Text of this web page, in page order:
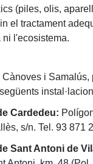
(piles, olis,
el tractament
l'ecosistema.
i Samalús,
Cardedeu:
s/n. Tel. 93 871
Sant Antoni de